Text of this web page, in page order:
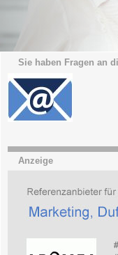
Sie haben Fragen an
Anzeige